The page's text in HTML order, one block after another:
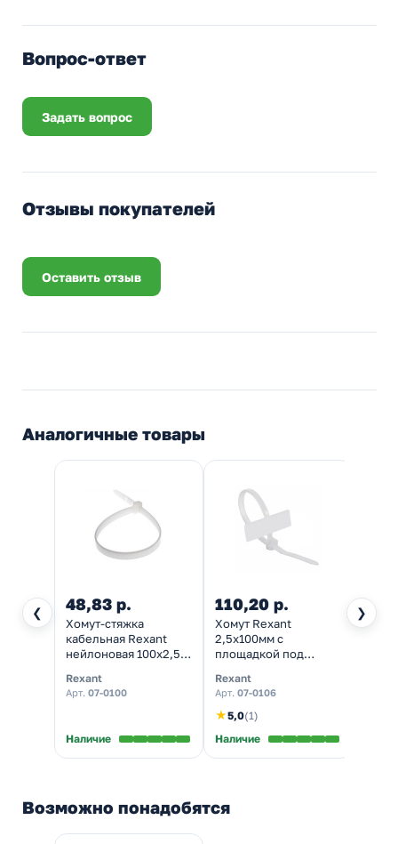
Вопрос-ответ
Задать вопрос
Отзывы покупателей
Оставить отзыв
Аналогичные товары
❮ ❯
48,83 р.
Хомут-стяжка
кабельная Rexant
нейлоновая 100x2,5
100шт]
Rexant
Арт. 07-0100
Наличие
110,20 р.
Хомут Rexant
2,5х100мм с
площадкой под
[упаковка 100шт]
Rexant
Арт. 07-0106
★5,0(1)
Наличие
Возможно понадобятся